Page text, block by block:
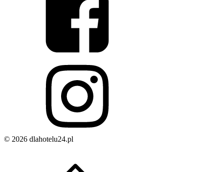
© 2026 dlahotelu24.pl